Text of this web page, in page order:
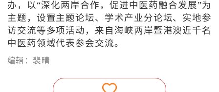
办，以“深化两岸合作，促进中医药融合发展”为
主题，设置主题论坛、学术产业分论坛、实地参
访交流等多项活动，来自海峡两岸暨港澳近千名
中医药领域代表参会交流。
编辑：裴晴